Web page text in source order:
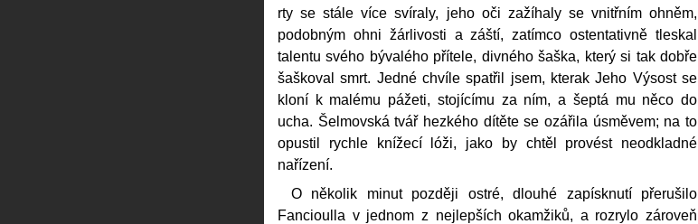
rty se stále více svíraly, jeho oči zažíhaly se vnitřním ohněm,
podobným ohni žárlivosti a záští, zatímco ostentativně tleskal
talentu svého bývalého přítele, divného šaška, který si tak dobře
šaškoval smrt. Jedné chvíle spatřil jsem, kterak Jeho Výsost se
kloní k malému pážeti, stojícímu za ním, a šeptá mu něco do
ucha. Šelmovská tvář hezkého dítěte se ozářila úsměvem; na to
opustil rychle knížecí lóži, jako by chtěl provést neodkladné
nařízení.
O několik minut později ostré, dlouhé zapísknutí přerušilo
Fancioulla v jednom z nejlepších okamžiků, a rozrylo zároveň